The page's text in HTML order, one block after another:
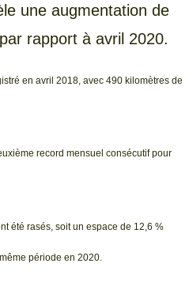
une augmentation de
rapport à avril 2020.
en avril 2018, avec 490 kilomètres de
record mensuel consécutif pour
été rasés, soit un espace de 12,6 %
période en 2020.